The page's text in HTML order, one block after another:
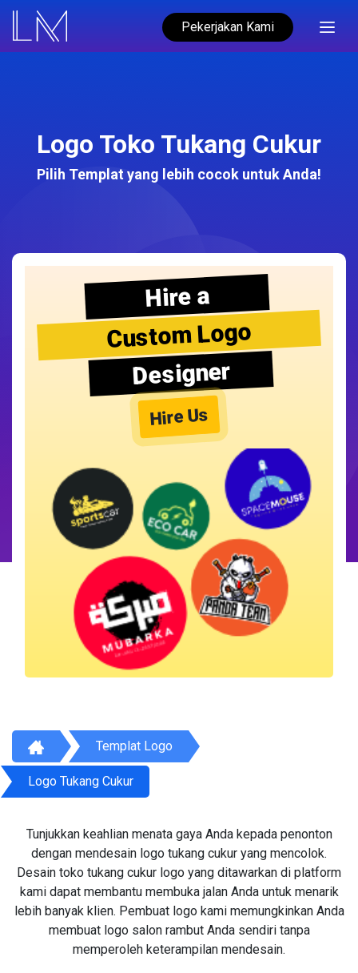
Pekerjakan Kami
Logo Toko Tukang Cukur
Pilih Templat yang lebih cocok untuk Anda!
Hire a
Custom Logo
Designer
Hire Us
Templat Logo
Logo Tukang Cukur
Tunjukkan keahlian menata gaya Anda kepada penonton
dengan mendesain logo tukang cukur yang mencolok.
Desain toko tukang cukur logo yang ditawarkan di platform
kami dapat membantu membuka jalan Anda untuk menarik
lebih banyak klien. Pembuat logo kami memungkinkan Anda
membuat logo salon rambut Anda sendiri tanpa
memperoleh keterampilan mendesain.